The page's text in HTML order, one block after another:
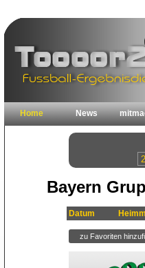
Home News
Bayern
Datum